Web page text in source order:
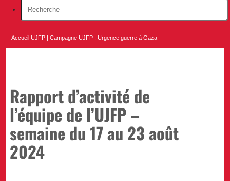
Accueil UJFP |Campagne UJFP : Urgence guerre à Gaza
Rapport d’activité de
l’équipe de l’UJFP –
semaine du 17 au 23 août
2024